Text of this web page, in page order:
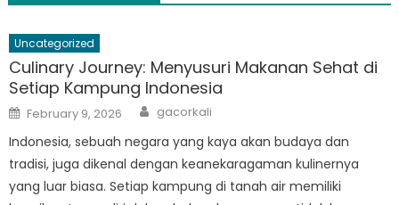
Uncategorized
Culinary Journey: Menyusuri Makanan Sehat di
Setiap Kampung Indonesia
Posted
on
February 9, 2026 Author
gacorkali
Indonesia, sebuah negara yang kaya akan budaya dan
tradisi, juga dikenal dengan keanekaragaman kulinernya
yang luar biasa. Setiap kampung di tanah air memiliki